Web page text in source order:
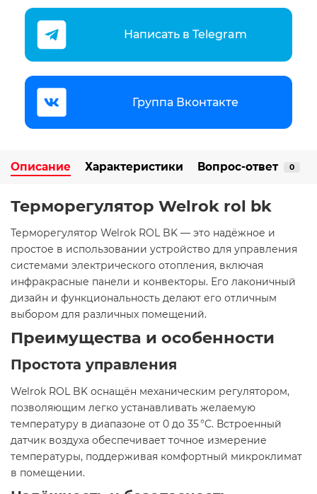
Написать в Telegram
Группа Вконтакте
Описание Характеристики Вопрос-ответ 0
Терморегулятор Welrok rol bk
Терморегулятор Welrok ROL BK — это надёжное и
простое в использовании устройство для управления
системами электрического отопления, включая
инфракрасные панели и конвекторы. Его лаконичный
дизайн и функциональность делают его отличным
выбором для различных помещений.​
Преимущества и особенности
Простота управления
Welrok ROL BK оснащён механическим регулятором,
позволяющим легко устанавливать желаемую
температуру в диапазоне от 0 до 35 °C. Встроенный
датчик воздуха обеспечивает точное измерение
температуры, поддерживая комфортный микроклимат
в помещении.​